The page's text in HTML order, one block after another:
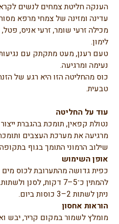
הענקה חליטת צמחים לנשים
עדינה ומזינה של צמחי מרפא
מכילה זרעי שומר, זרעי אניס,
לימון.
טעם רענן, מעט מתקתק עם נגיעות
נעימה ומרגיעה.
כוס מהחליטה הזו היא רגע של
טבעית.
עוד על החליטה
נטולת קפאין, תומכת בהגברת
מרגיעה את מערכת העצבים
שילוב הרמוני התומך בגוף
אופן השימוש
כפית גדושה מהתערובת לכוס מים
להמתין כ־5–7 דקות, לסנן ולשתות.
ניתן לשתות 2–3 כוסות ביום.
הוראות אחסון
מומלץ לשמור במקום קריר, יבש